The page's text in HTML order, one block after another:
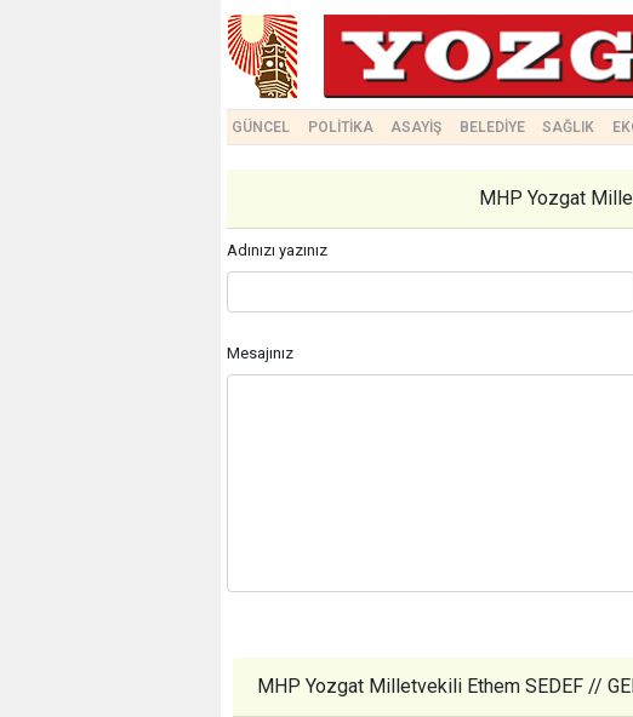
GÜNCEL POLİTİKA ASAYİŞ BELEDİYE SAĞLIK
MHP Yozgat
Adınızı yazınız
Mesajınız
MHP Yozgat Milletvekili Ethem SEDEF //